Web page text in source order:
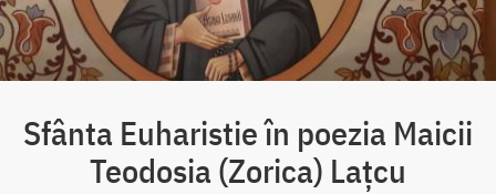
Sfânta Euharistie în poezia Maicii
Teodosia (Zorica) Lațcu